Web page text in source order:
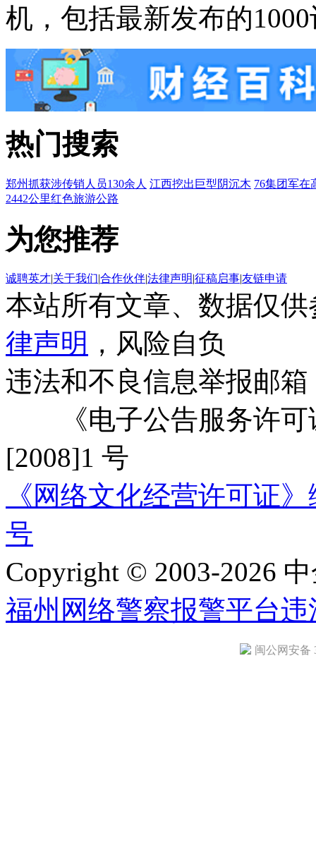
机，包括最新发布的
热门搜索
郑州抓获涉传销人员130余人 江西挖出巨型阴沉木 76集团军在
2442公里红色旅游公路
为您推荐
诚聘英才|关于我们|合作伙伴|法律声明|征稿启事|友链申请
本站所有文章、数据仅
律声明 ，风险自负
违法和不良信息举报邮箱
《电子公告服务许可
[2008]1 号
《网络文化经营许可证
号
Copyright © 2003-2026
福州网络警察报警平台违
闽公网安备